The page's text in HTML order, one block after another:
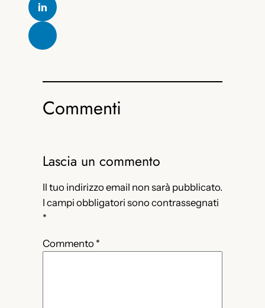
Commenti
Lascia un commento
Il tuo indirizzo email non sarà pubblicato.
I campi obbligatori sono contrassegnati
*
Commento *